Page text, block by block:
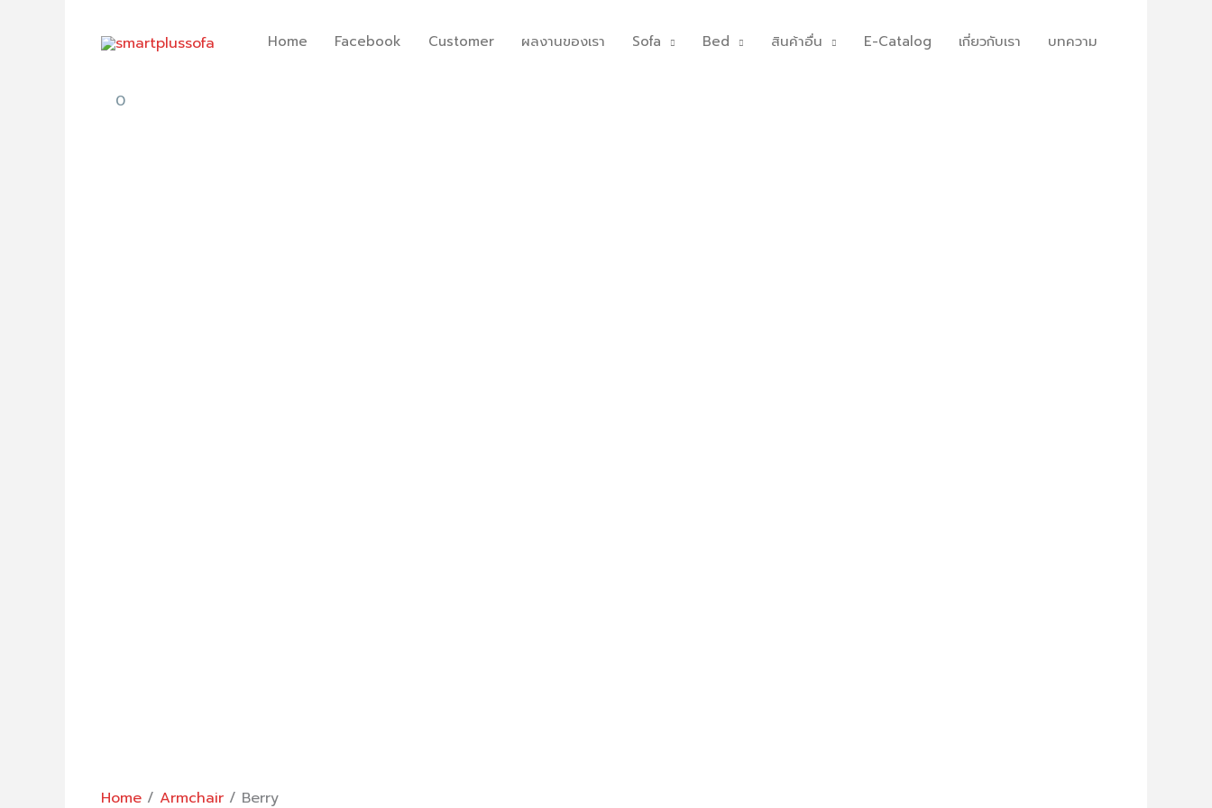
Home Facebook Customer ผลงานของเรา Sofa Bed สินค้าอื่น E-Catalog เกี่ยวกับเรา บทความ
0
Home / Armchair / Berry